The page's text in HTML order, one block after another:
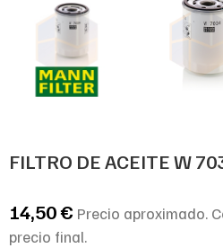
FILTRO DE ACEITE W
14,50€ Precio aproximado.
precio final.